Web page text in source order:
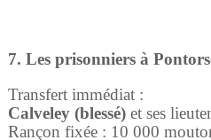
7. Les prisonniers à
Transfert immédiat :
Calveley (blessé) et ses
Rançon fixée : 10 000